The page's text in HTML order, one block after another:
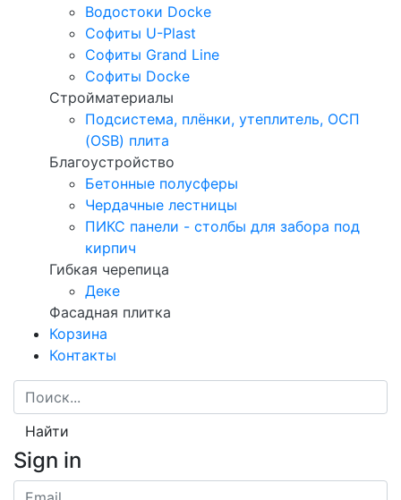
Водостоки Docke
Софиты U-Plast
Софиты Grand Line
Софиты Docke
Стройматериалы
Подсистема, плёнки, утеплитель, ОСП
(OSB) плита
Благоустройство
Бетонные полусферы
Чердачные лестницы
ПИКС панели - столбы для забора под
кирпич
Гибкая черепица
Деке
Фасадная плитка
Корзина
Контакты
Найти
Sign in